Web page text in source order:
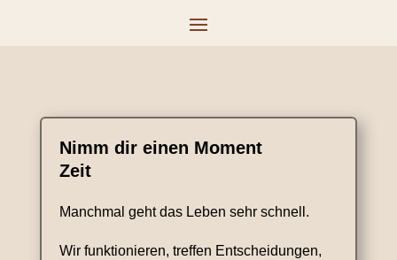
Nimm dir einen Moment
Zeit
Manchmal geht das Leben sehr schnell.
Wir funktionieren, treffen Entscheidungen,